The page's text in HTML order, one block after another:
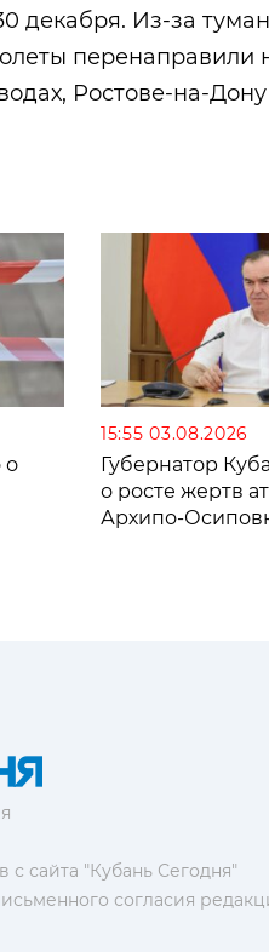
декабря. Из-за
перенаправили
Ростове-на-
о
15:55 03.08.2026
Губернатор
о росте жертв
Архипо-
сайта "Кубань Сегодня"
согласия